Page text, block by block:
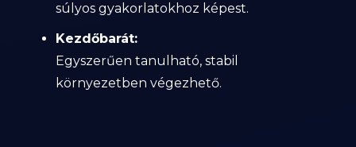
súlyos gyakorlatokhoz képest.
Kezdőbarát:
Egyszerűen tanulható, stabil
környezetben végezhető.